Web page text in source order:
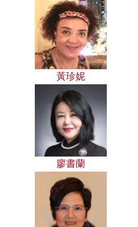
黃珍妮
廖書蘭